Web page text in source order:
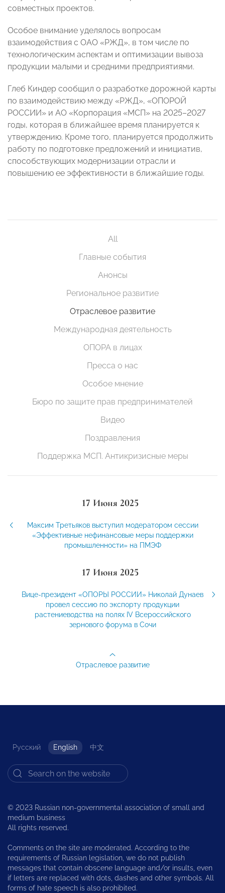
совместных проектов.
Особое внимание уделялось вопросам
взаимодействия с ОАО «РЖД», в том числе по
технологическим аспектам и оптимизации вывоза
продукции малыми и средними предприятиями.
Глеб Киндер сообщил о разработке дорожной карты
по взаимодействию между «РЖД», «ОПОРОЙ
РОССИИ» и АО «Корпорация «МСП» на 2025–2027
годы, которая в ближайшее время планируется к
утверждению. Кроме того, планируется продолжить
работу по подготовке предложений и инициатив,
способствующих модернизации отрасли и
повышению ее эффективности в ближайшие годы.
All
Главные события
Анонсы
Региональное развитие
Отраслевое развитие
Международная деятельность
ОПОРА в лицах
Пресса о нас
Особое мнение
Бюро по защите прав предпринимателей
Видео
Поздравления
Поддержка МСП. Антикризисные меры
17 Июня 2025
Максим Третьяков выступил модератором сессии
«Эффективные нефинансовые меры поддержки
промышленности» на ПМЭФ
17 Июня 2025
Вице-президент «ОПОРЫ РОССИИ» Николай Дунаев
провел сессию по экспорту продукции
растениеводства на полях IV Всероссийского
зернового форума в Сочи
Отраслевое развитие
Русский English 中文
© 2023 Russian non-governmental association of small and
medium business
All rights reserved.
Comments on the site are moderated. According to the
requirements of Russian legislation, we do not publish
messages that contain obscene language and/or insults, even
if letters are replaced with dots, dashes and other symbols. All
forms of hate speech is also prohibited.